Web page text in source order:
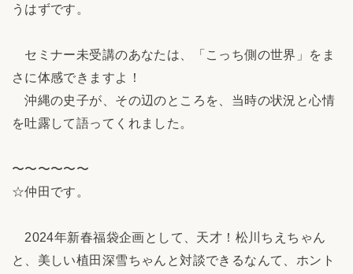
うはずです。
セミナー未受講のあなたは、「こっち側の世界」をま
さに体感できますよ！
沖縄の史子が、その辺のところを、当時の状況と心情
を吐露して語ってくれました。
〜〜〜〜〜〜
☆仲田です。
2024年新春福袋企画として、天才！松川ちえちゃん
と、美しい植田深雪ちゃんと対談できるなんて、ホント